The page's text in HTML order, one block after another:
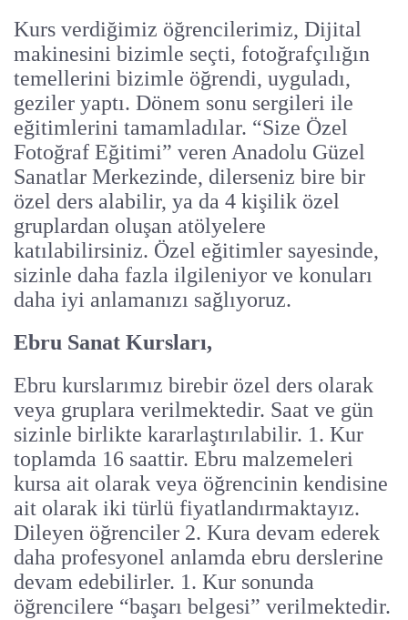
Kurs verdiğimiz öğrencilerimiz, Dijital
makinesini bizimle seçti, fotoğrafçılığın
temellerini bizimle öğrendi, uyguladı,
geziler yaptı. Dönem sonu sergileri ile
eğitimlerini tamamladılar. “Size Özel
Fotoğraf Eğitimi” veren Anadolu Güzel
Sanatlar Merkezinde, dilerseniz bire bir
özel ders alabilir, ya da 4 kişilik özel
gruplardan oluşan atölyelere
katılabilirsiniz. Özel eğitimler sayesinde,
sizinle daha fazla ilgileniyor ve konuları
daha iyi anlamanızı sağlıyoruz.
Ebru Sanat Kursları,
Ebru kurslarımız birebir özel ders olarak
veya gruplara verilmektedir. Saat ve gün
sizinle birlikte kararlaştırılabilir. 1. Kur
toplamda 16 saattir. Ebru malzemeleri
kursa ait olarak veya öğrencinin kendisine
ait olarak iki türlü fiyatlandırmaktayız.
Dileyen öğrenciler 2. Kura devam ederek
daha profesyonel anlamda ebru derslerine
devam edebilirler. 1. Kur sonunda
öğrencilere “başarı belgesi” verilmektedir.